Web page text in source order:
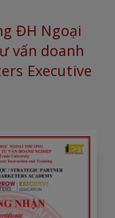
ĐH Ngoại
vấn doanh
Executive